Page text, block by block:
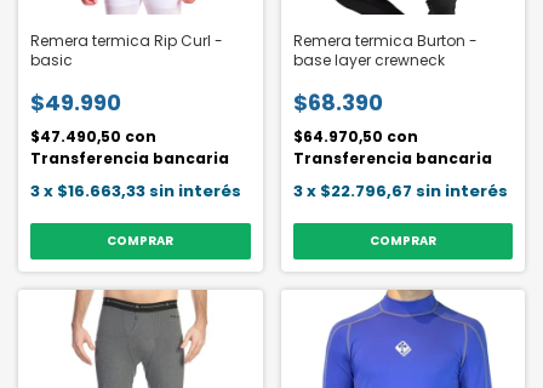
Remera termica Rip Curl -
basic
$49.990
$47.490,50 con
Transferencia bancaria
3x $16.663,33 sin interés
COMPRAR
Remera termica Burton -
base layer crewneck
$68.390
$64.970,50 con
Transferencia bancaria
3x $22.796,67 sin interés
COMPRAR